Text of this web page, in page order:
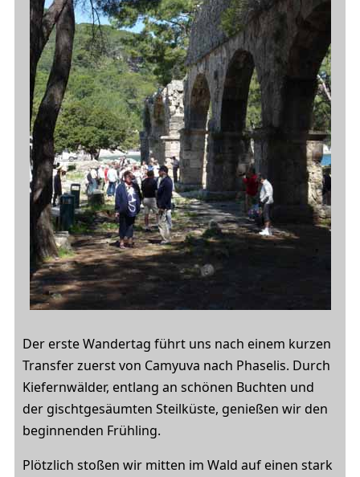
Der erste Wandertag führt uns nach einem kurzen
Transfer zuerst von Camyuva nach Phaselis. Durch
Kiefernwälder, entlang an schönen Buchten und
der gischtgesäumten Steilküste, genießen wir den
beginnenden Frühling.
Plötzlich stoßen wir mitten im Wald auf einen stark